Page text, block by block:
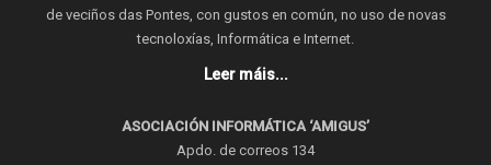
de veciños das Pontes, con gustos en común, no uso de novas
tecnoloxías, Informática e Internet.
Leer máis...
ASOCIACIÓN INFORMÁTICA ‘AMIGUS’
Apdo. de correos 134